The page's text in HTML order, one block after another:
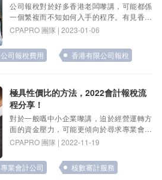
公司報稅對於好多香港老闆嚟講，可能都係
一個繁複而不知如何入手的程序。有見香港
公司種類繁多，報稅方法和期限亦不盡 …
CPAPRO 團隊 | 2023-01-06
公司報稅費用 香港有限公司報稅
極具性價比的方法，2022會計報稅流
程分享！
對於一般嘅中小企業嚟講，迫於經營運轉方
面的資金壓力，可能更傾向於尋求專業會計
公司代理會計報稅事務，因為咁做不單 …
CPAPRO 團隊 | 2022-11-19
專業會計公司 核數審計服務